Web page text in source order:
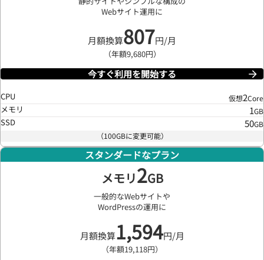
Webサイト運用に
月額換算807円/月
（年額9,680円）
今すぐ利用を開始する
CPU 仮想2Core
メモリ 1GB
SSD 50GB
（100GBに変更可能）
スタンダードなプラン
メモリ2GB
一般的なWebサイトや
WordPressの運用に
月額換算1,594円/月
（年額19,118円）